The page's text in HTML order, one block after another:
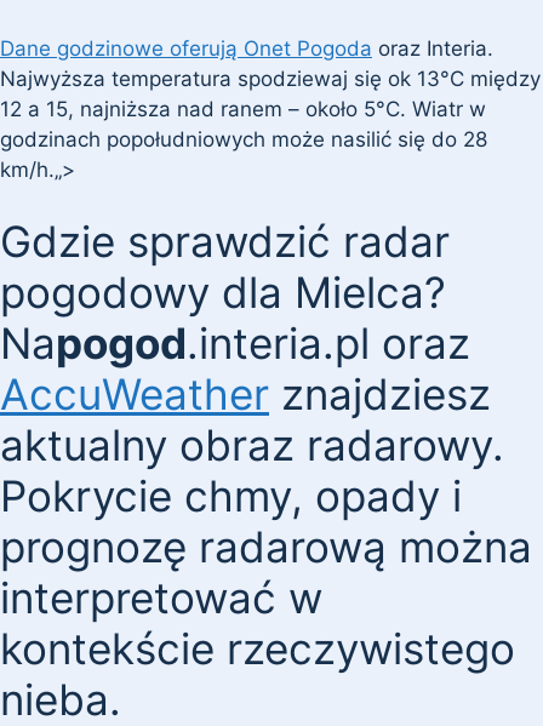
Dane godzinowe oferują Onet Pogoda oraz Interia.
Najwyższa temperatura spodziewaj się ok 13°C między
12 a 15, najniższa nad ranem – około 5°C. Wiatr w
godzinach popołudniowych może nasilić się do 28
km/h.„>
Gdzie sprawdzić radar
pogodowy dla Mielca?
Napogod.interia.pl oraz
AccuWeather znajdziesz
aktualny obraz radarowy.
Pokrycie chmy, opady i
prognozę radarową można
interpretować w
kontekście rzeczywistego
nieba.